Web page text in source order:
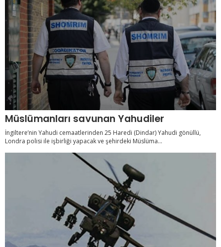
Müslümanları savunan Yahudiler
İngiltere’nin Yahudi cemaatlerinden 25 Haredi (Dindar) Yahudi gönüllü,
Londra polisi ile işbirliği yapacak ve şehirdeki Müslüma...